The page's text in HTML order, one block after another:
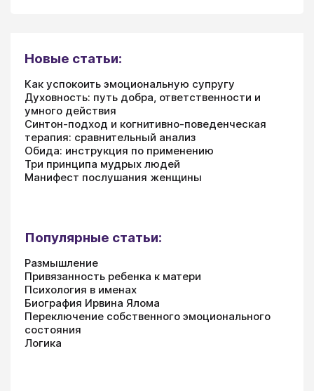
Новые статьи:
Как успокоить эмоциональную супругу
Духовность: путь добра, ответственности и
умного действия
Синтон-подход и когнитивно-поведенческая
терапия: сравнительный анализ
Обида: инструкция по применению
Три принципа мудрых людей
Манифест послушания женщины
Популярные статьи:
Размышление
Привязанность ребенка к матери
Психология в именах
Биография Ирвина Ялома
Переключение собственного эмоционального
состояния
Логика